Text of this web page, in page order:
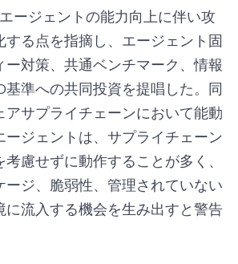
ージェントの能力向上に伴い攻
する点を指摘し、エージェント固
ー対策、共通ベンチマーク、情報
基準への共同投資を提唱した。同
アサプライチェーンにおいて能動
ージェントは、サプライチェーン
慮せずに動作することが多く、
ージ、脆弱性、管理されていない
に流入する機会を生み出すと警告